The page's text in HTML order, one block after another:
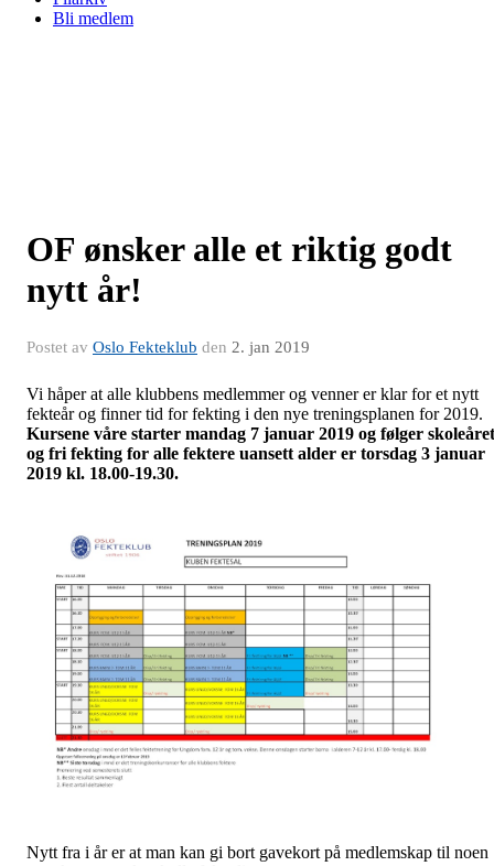
Bli medlem
OF ønsker alle et riktig godt
nytt år!
Postet av Oslo Fekteklub den 2. jan 2019
Vi håper at alle klubbens medlemmer og venner er klar for et nytt
fekteår og finner tid for fekting i den nye treningsplanen for 2019.
Kursene våre starter mandag 7 januar 2019 og følger
og fri fekting for alle fektere uansett alder er torsdag 3 januar
2019 kl. 18.00-19.30.
Nytt fra i år er at man kan gi bort gavekort på medlemskap til noen